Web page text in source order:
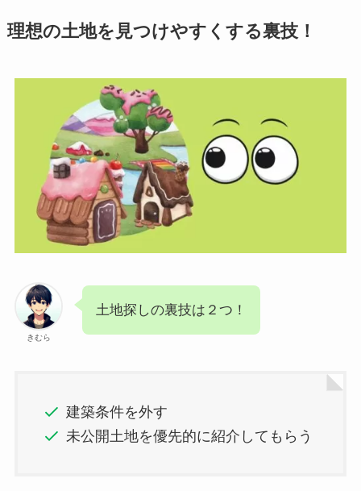
理想の土地を見つけやすくする裏技！
きむら
土地探しの裏技は２つ！
建築条件を外す
未公開土地を優先的に紹介してもらう